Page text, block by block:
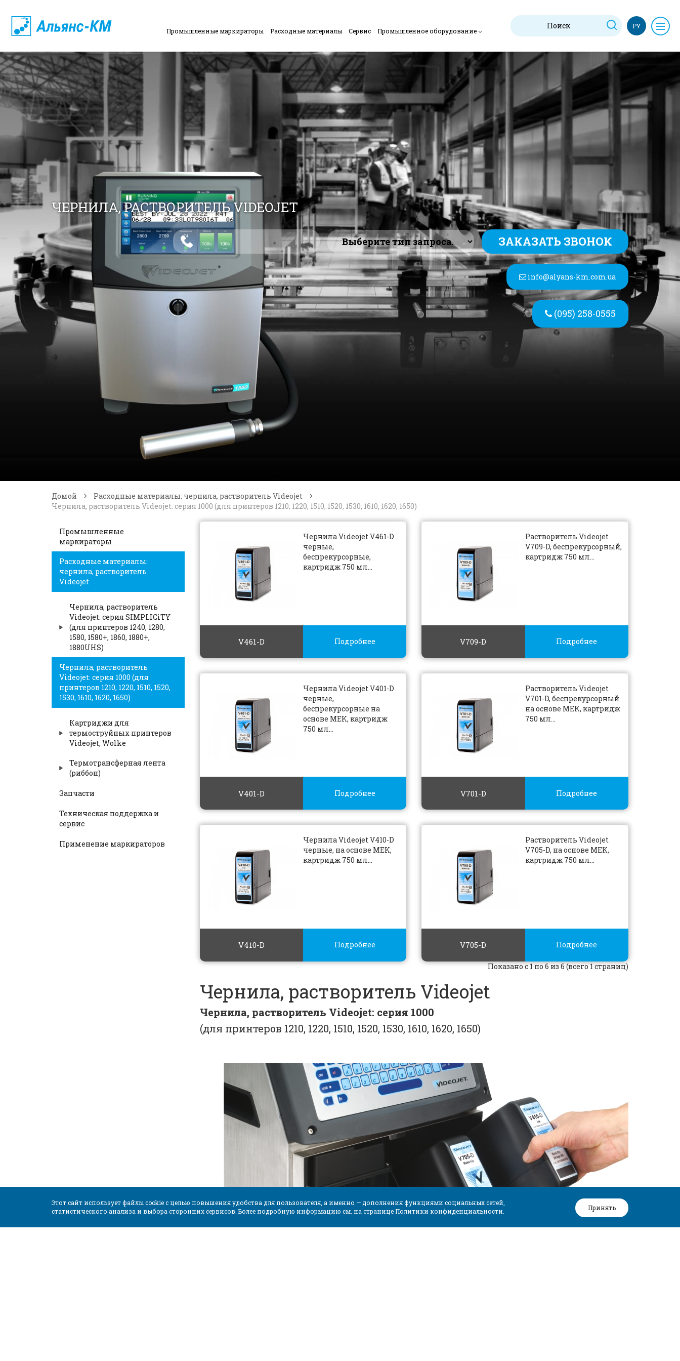
Промышленные маркираторы Расходные материалы Сервис Промышленное оборудование
РУ
ЧЕРНИЛА, РАСТВОРИТЕЛЬ VIDEOJET
ЗАКАЗАТЬ ЗВОНОК
info@alyans-km.com.ua
(095) 258-0555
Домой
Расходные материалы: чернила, растворитель Videojet
Чернила, растворитель Videojet: серия 1000 (для принтеров 1210, 1220, 1510, 1520, 1530, 1610, 1620, 1650)
Промышленные
маркираторы
Расходные материалы:
чернила, растворитель
Videojet
Чернила, растворитель
Videojet: серия SIMPLICiTY
(для принтеров 1240, 1280,
1580, 1580+, 1860, 1880+,
1880UHS)
Чернила, растворитель
Videojet: серия 1000 (для
принтеров 1210, 1220, 1510, 1520,
1530, 1610, 1620, 1650)
Картриджи для
термоструйных принтеров
Videojet, Wolke
Термотрансферная лента
(риббон)
Запчасти
Техническая поддержка и
сервис
Применение маркираторов
V461-D
Чернила Videojet V461-D
черные,
беспрекурсорные,
картридж 750 мл...
Подробнее V709-D
Растворитель Videojet
V709-D, беспрекурсорный,
картридж 750 мл...
Подробнее
V401-D
Чернила Videojet V401-D
черные,
беспрекурсорные на
основе MEK, картридж
750 мл...
Подробнее V701-D
Растворитель Videojet
V701-D, беспрекурсорный
на основе MEK, картридж
750 мл...
Подробнее
V410-D
Чернила Videojet V410-D
черные, на основе MEK,
картридж 750 мл...
Подробнее V705-D
Растворитель Videojet
V705-D, на основе MEK,
картридж 750 мл...
Подробнее
Показано с 1 по 6 из 6 (всего 1 страниц)
Чернила, растворитель Videojet
Чернила, растворитель Videojet: серия 1000
(для принтеров 1210, 1220, 1510, 1520, 1530, 1610, 1620, 1650)
Этот сайт использует файлы cookie с целью повышения удобства для пользователя, а именно — дополнения функциями социальных сетей,
статистического анализа и выбора сторонних сервисов. Более подробную информацию см. на странице Политики конфиденциальности.
Принять